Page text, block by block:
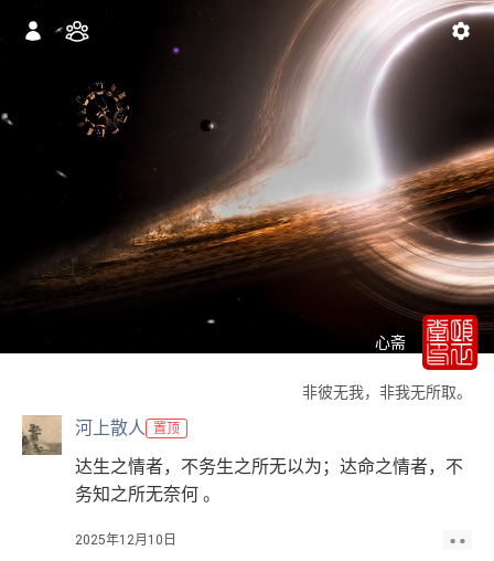
心斋
非彼无我，非我无所取。
河上散人 置顶
达生之情者，不务生之所无以为；达命之情者，不
务知之所无奈何 。
2025年12月10日